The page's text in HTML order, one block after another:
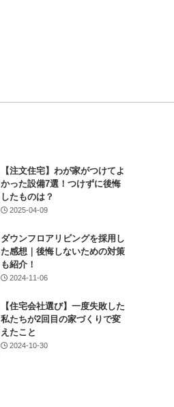
【注文住宅】わが家がつけてよ
かった設備7選！つけずに後悔
したものは？
2025-04-09
ダウンフロアリビングを採用し
た感想｜後悔しないための対策
も紹介！
2024-11-06
【住宅会社選び】一度失敗した
私たちが2回目の家づくりで変
えたこと
2024-10-30